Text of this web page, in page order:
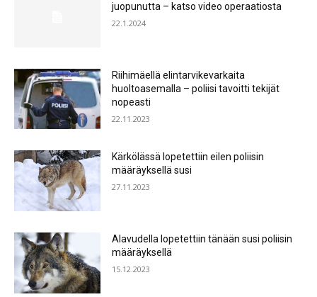
juopunutta – katso video operaatiosta
22.1.2024
Riihimäellä elintarvikevarkaita
huoltoasemalla – poliisi tavoitti tekijät
nopeasti
22.11.2023
Kärkölässä lopetettiin eilen poliisin
määräyksellä susi
27.11.2023
Alavudella lopetettiin tänään susi poliisin
määräyksellä
15.12.2023